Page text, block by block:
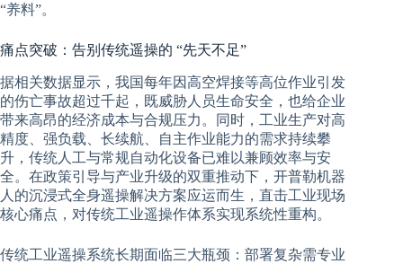
“养料”。
痛点突破：告别传统遥操的 “先天不足”
据相关数据显示，我国每年因高空焊接等高位作业引发
的伤亡事故超过千起，既威胁人员生命安全，也给企业
带来高昂的经济成本与合规压力。同时，工业生产对高
精度、强负载、长续航、自主作业能力的需求持续攀
升，传统人工与常规自动化设备已难以兼顾效率与安
全。在政策引导与产业升级的双重推动下，开普勒机器
人的沉浸式全身遥操解决方案应运而生，直击工业现场
核心痛点，对传统工业遥操作体系实现系统性重构。
传统工业遥操系统长期面临三大瓶颈：部署复杂需专业